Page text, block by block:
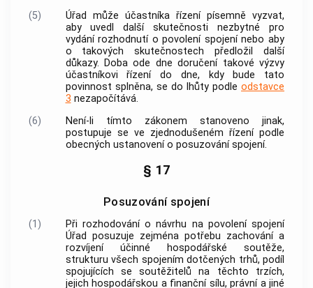
(5)
Úřad může účastníka řízení písemně vyzvat,
aby uvedl další skutečnosti nezbytné pro
vydání rozhodnutí o povolení spojení nebo aby
o takových skutečnostech předložil další
důkazy. Doba ode dne doručení takové výzvy
účastníkovi řízení do dne, kdy bude tato
povinnost splněna, se do lhůty podle odstavce
3 nezapočítává.
(6)
Není-li tímto zákonem stanoveno jinak,
postupuje se ve zjednodušeném řízení podle
obecných ustanovení o posuzování spojení.
§ 17
Posuzování spojení
(1)
Při rozhodování o návrhu na povolení spojení
Úřad posuzuje zejména potřebu zachování a
rozvíjení účinné hospodářské soutěže,
strukturu všech spojením dotčených trhů, podíl
spojujících sesoutěžitelů na těchto trzích,
jejich hospodářskou a finanční sílu, právní a jiné